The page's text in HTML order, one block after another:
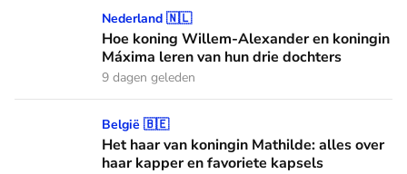
Hoe koning Willem-Alexander en koningin Máxima leren
Nederland 🇳🇱
Hoe koning Willem-Alexander en koningin
Máxima leren van hun drie dochters
9 dagen geleden
Het haar van koningin Mathilde: alles over haar kapper en
België 🇧🇪
Het haar van koningin Mathilde: alles over
haar kapper en favoriete kapsels